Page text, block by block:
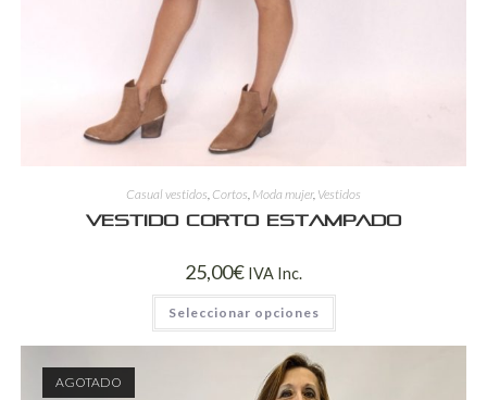
Casual vestidos, Cortos, Moda mujer, Vestidos
Vestido corto estampado
25,00€ IVA Inc.
Seleccionar opciones
AGOTADO